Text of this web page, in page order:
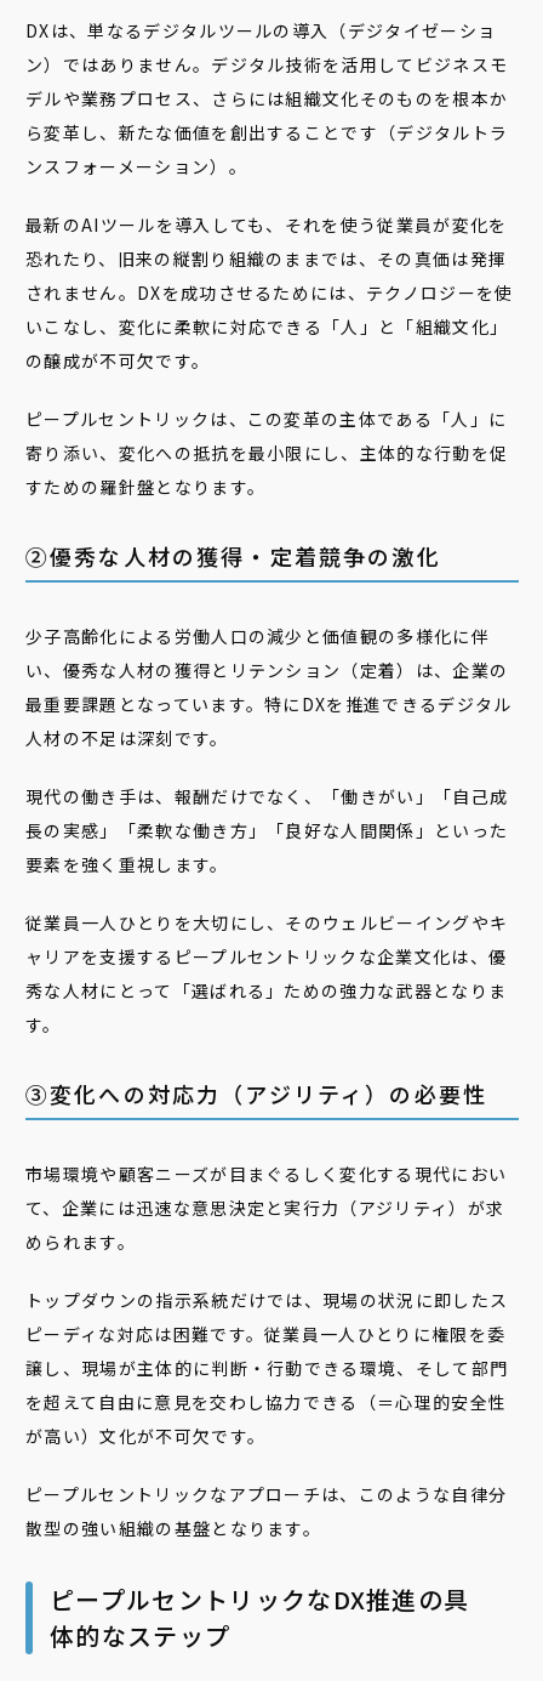
DXは、単なるデジタルツールの導入（デジタイゼーショ
ン）ではありません。デジタル技術を活用してビジネスモ
デルや業務プロセス、さらには組織文化そのものを根本か
ら変革し、新たな価値を創出することです（デジタルトラ
ンスフォーメーション）。
最新のAIツールを導入しても、それを使う従業員が変化を
恐れたり、旧来の縦割り組織のままでは、その真価は発揮
されません。DXを成功させるためには、テクノロジーを使
いこなし、変化に柔軟に対応できる「人」と「組織文化」
の醸成が不可欠です。
ピープルセントリックは、この変革の主体である「人」に
寄り添い、変化への抵抗を最小限にし、主体的な行動を促
すための羅針盤となります。
②優秀な人材の獲得・定着競争の激化
少子高齢化による労働人口の減少と価値観の多様化に伴
い、優秀な人材の獲得とリテンション（定着）は、企業の
最重要課題となっています。特にDXを推進できるデジタル
人材の不足は深刻です。
現代の働き手は、報酬だけでなく、「働きがい」「自己成
長の実感」「柔軟な働き方」「良好な人間関係」といった
要素を強く重視します。
従業員一人ひとりを大切にし、そのウェルビーイングやキ
ャリアを支援するピープルセントリックな企業文化は、優
秀な人材にとって「選ばれる」ための強力な武器となりま
す。
③変化への対応力（アジリティ）の必要性
市場環境や顧客ニーズが目まぐるしく変化する現代におい
て、企業には迅速な意思決定と実行力（アジリティ）が求
められます。
トップダウンの指示系統だけでは、現場の状況に即したス
ピーディな対応は困難です。従業員一人ひとりに権限を委
譲し、現場が主体的に判断・行動できる環境、そして部門
を超えて自由に意見を交わし協力できる（＝心理的安全性
が高い）文化が不可欠です。
ピープルセントリックなアプローチは、このような自律分
散型の強い組織の基盤となります。
ピープルセントリックなDX推進の具
体的なステップ